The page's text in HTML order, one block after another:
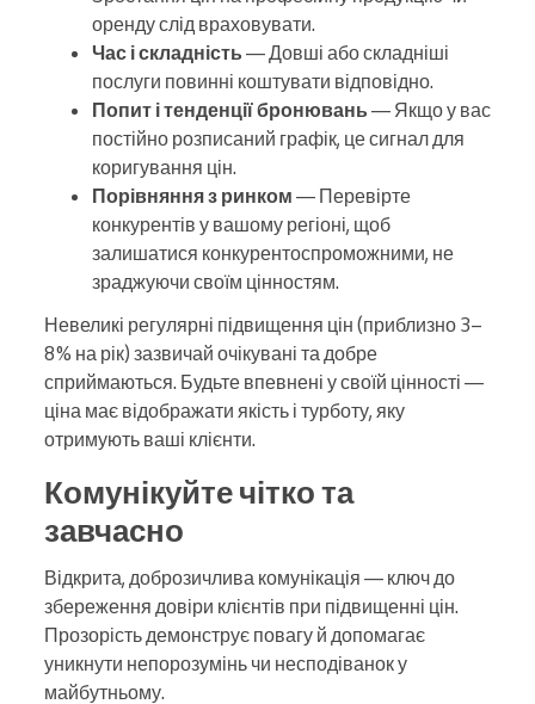
оренду слід враховувати.
Час і складність — Довші або складніші
послуги повинні коштувати відповідно.
Попит і тенденції бронювань — Якщо у вас
постійно розписаний графік, це сигнал для
коригування цін.
Порівняння з ринком — Перевірте
конкурентів у вашому регіоні, щоб
залишатися конкурентоспроможними, не
зраджуючи своїм цінностям.
Невеликі регулярні підвищення цін (приблизно 3–
8% на рік) зазвичай очікувані та добре
сприймаються. Будьте впевнені у своїй цінності —
ціна має відображати якість і турботу, яку
отримують ваші клієнти.
Комунікуйте чітко та
завчасно
Відкрита, доброзичлива комунікація — ключ до
збереження довіри клієнтів при підвищенні цін.
Прозорість демонструє повагу й допомагає
уникнути непорозумінь чи несподіванок у
майбутньому.